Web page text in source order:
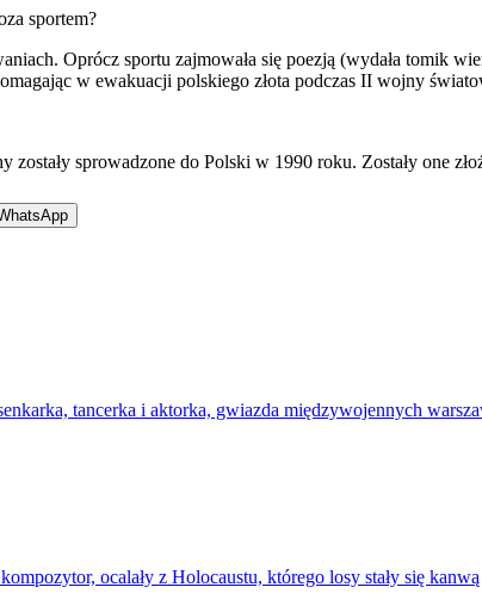
sportem?
Oprócz sportu zajmowała się poezją (wydała tomik
w ewakuacji polskiego złota podczas II wojny
sprowadzone do Polski w 1990 roku. Zostały one
tancerka i aktorka, gwiazda międzywojennych
ocalały z Holocaustu, którego losy stały się